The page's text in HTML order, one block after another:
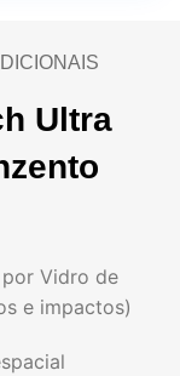
Ultra
por Vidro de
e impactos)